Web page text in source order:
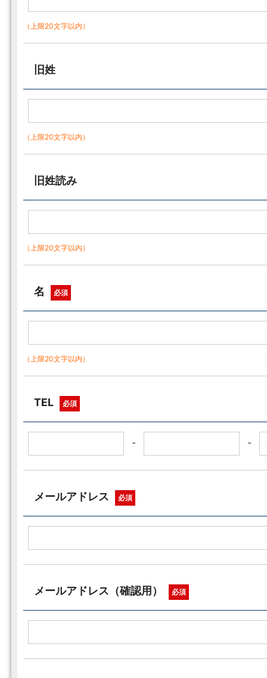
（上限20文字以内）
旧姓
（上限20文字以内）
旧姓読み
（上限20文字以内）
名 必須
（上限20文字以内）
TEL 必須
- -
メールアドレス 必須
メールアドレス（確認用） 必須